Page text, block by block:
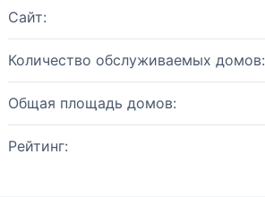
Сайт:
Количество обслуживаемых домов:
Общая площадь домов:
Рейтинг: